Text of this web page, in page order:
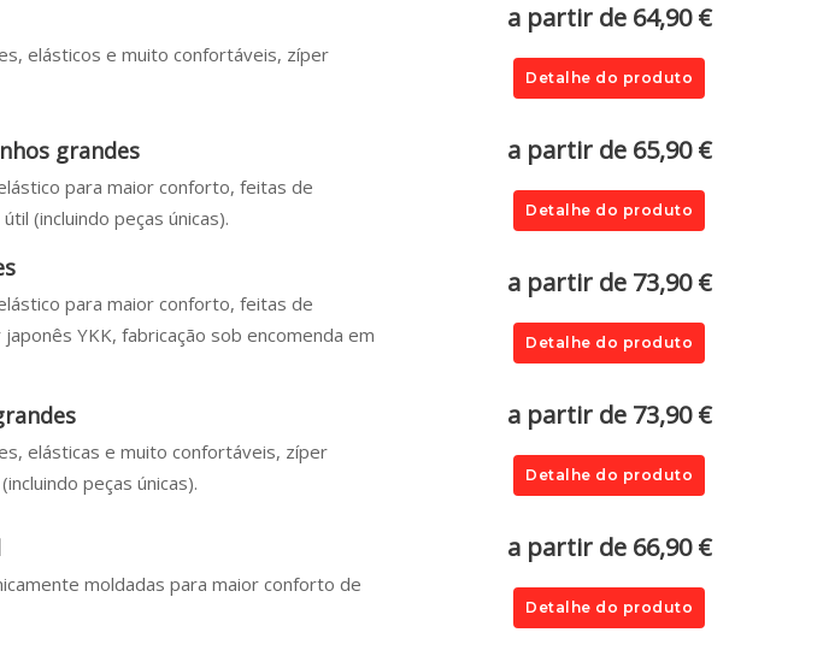
elásticos e muito confortáveis, zíper
a partir de 64,90 €
Detalhe do produto
grandes
para maior conforto, feitas de
(incluindo peças únicas).
a partir de 65,90 €
Detalhe do produto
para maior conforto, feitas de
YKK, fabricação sob encomenda em
a partir de 73,90 €
Detalhe do produto
elásticas e muito confortáveis, zíper
peças únicas).
a partir de 73,90 €
Detalhe do produto
moldadas para maior conforto de
a partir de 66,90 €
Detalhe do produto